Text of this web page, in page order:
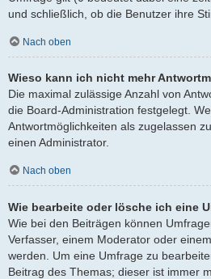
und schließlich, ob die Benutzer ihre
Nach oben
Wieso kann ich nicht mehr
Die maximal zulässige Anzahl von
die Board-Administration festgelegt.
Antwortmöglichkeiten als zugelassen
einen Administrator.
Nach oben
Wie bearbeite oder lösche ich eine
Wie bei den Beiträgen können
Verfasser, einem Moderator oder
werden. Um eine Umfrage zu
Beitrag des Themas; dieser ist immer